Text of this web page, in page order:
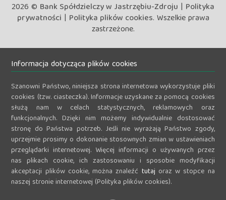
2026 © Bank Spółdzielczy w Jastrzębiu-Zdroju | Polityka
prywatności | Polityka plików cookies. Wszelkie prawa
zastrzeżone.
Informacja dotycząca plików cookies
Szanowni Państwo, niniejsza strona internetowa wykorzystuje pliki
cookies (tzw. ciasteczka). Informacje uzyskane za pomocą cookies
służą nam w celach statystycznych, reklamowych oraz
funkcjonalnych. Dzięki nim możemy indywidualnie dostosować
stronę do Państwa potrzeb. Jeśli nie wyrażają Państwo zgody,
uprzejmie prosimy o dokonanie stosownych zmian w ustawieniach
przeglądarki internetowej. Więcej informacji o używanych przez
nas plikach cookie, ich zastosowaniu i sposobie modyfikacji
akceptacji plików cookie, można znaleźć tutaj oraz w stopce na
naszej stronie internetowej (Polityka plików cookies).